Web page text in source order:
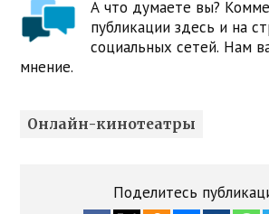
А что думаете вы?
публикации здесь и на
социальных сетей. Нам
мнение.
Онлайн-кинотеатры
Поделитесь